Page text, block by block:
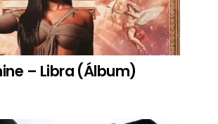
– Libra (Álbum)